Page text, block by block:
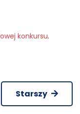
konkursu.
Starszy